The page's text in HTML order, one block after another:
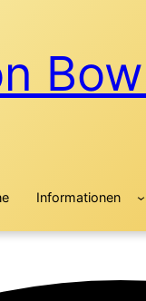
Informationen